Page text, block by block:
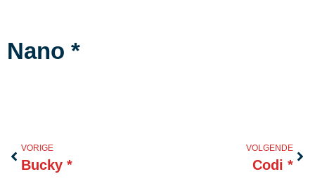
Nano *
Vorige
VORIGE
Bucky *
VOLGENDE
Codi *